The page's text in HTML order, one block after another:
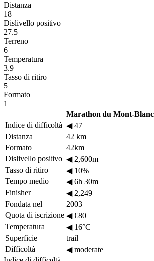
Distanza
18
Dislivello positivo
27.5
Terreno
6
Temperatura
3.9
Tasso di ritiro
5
Formato
1
Marathon du Mont-Blanc
Indice di difficoltà ◀47
Distanza
42 km
Formato
42km
Dislivello positivo ◀2,600m
Tasso di ritiro
◀10%
Tempo medio
◀6h 30m
Finisher
◀2,249
Fondata nel
2003
Quota di iscrizione ◀€80
Temperatura
◀16°C
Superficie
trail
Difficoltà
◀moderate